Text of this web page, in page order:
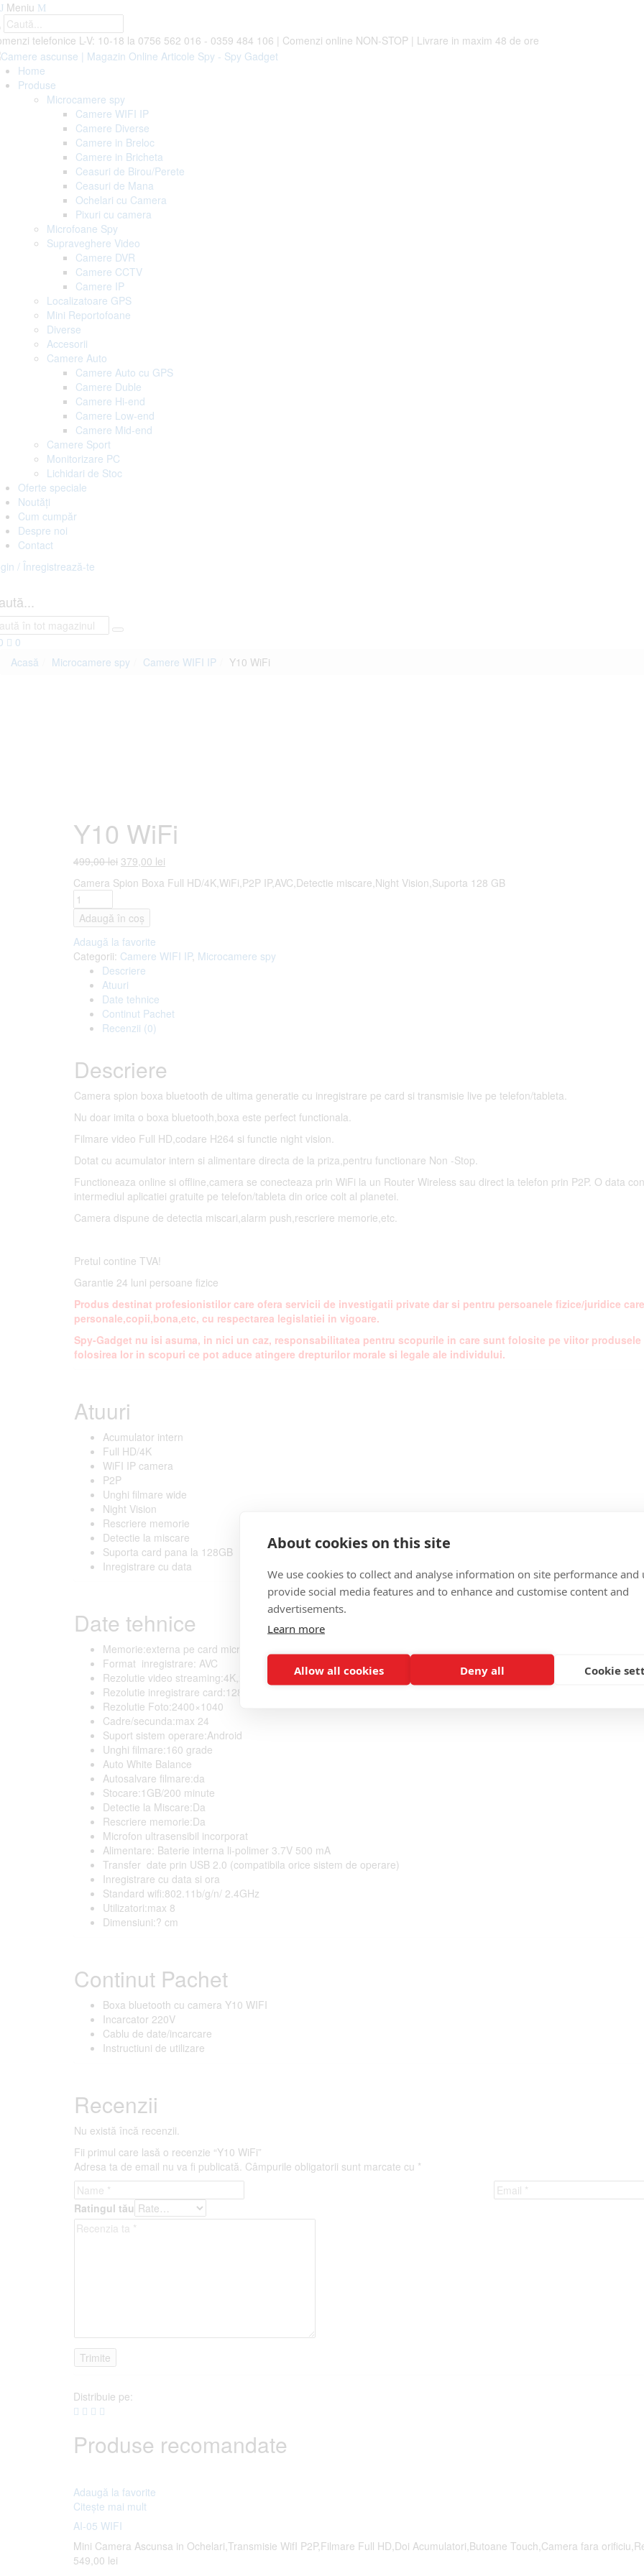
Meniu
telefonice L-V: 10-18 la 0756 562 016 - 0359 484 106 | Comenzi online NON-STOP | Livrare in maxim 48 de ore
Home
Produse
Microcamere spy
Camere WIFI IP
Camere Diverse
Camere in Breloc
Camere in Bricheta
Ceasuri de Birou/Perete
Ceasuri de Mana
Ochelari cu Camera
Pixuri cu camera
Microfoane Spy
Supraveghere Video
Camere DVR
Camere CCTV
Camere IP
Localizatoare GPS
Mini Reportofoane
Diverse
Accesorii
Camere Auto
Camere Auto cu GPS
Camere Duble
Camere Hi-end
Camere Low-end
Camere Mid-end
Camere Sport
Monitorizare PC
Lichidari de Stoc
Oferte speciale
Noutăți
Cum cumpăr
Despre noi
Contact
/ Înregistrează-te
0
Acasă
Microcamere spy Camere WIFI IP Y10 WiFi
Y10 WiFi
499,00lei 379,00 lei
Camera Spion Boxa Full HD/4K,WiFi,P2P IP,AVC,Detectie miscare,Night Vision,Suporta 128 GB
Adaugă în coș
Adaugă la favorite
Categorii: Camere WIFI IP, Microcamere spy
Descriere
Atuuri
Date tehnice
Continut Pachet
Recenzii (0)
Descriere
Camera spion boxa bluetooth de ultima generatie cu inregistrare pe card si transmisie live pe telefon/tableta.
Nu doar imita o boxa bluetooth,boxa este perfect functionala.
Filmare video Full HD,codare H264 si functie night vision.
Dotat cu acumulator intern si alimentare directa de la priza,pentru functionare Non -Stop.
Functioneaza online si offline,camera se conecteaza prin WiFi la un Router Wireless sau direct la telefon prin P2P. O data
intermediul aplicatiei gratuite pe telefon/tableta din orice colt al planetei.
Camera dispune de detectia miscari,alarm push,rescriere memorie,etc.
Pretul contine TVA!
Garantie 24 luni persoane fizice
Produs destinat profesionistilor care ofera servicii de investigatii private dar si pentru persoanele fizice/juridice
personale,copii,bona,etc, cu respectarea legislatiei in vigoare.
Spy-Gadget nu isi asuma, in nici un caz, responsabilitatea pentru scopurile in care sunt folosite pe viitor
folosirea lor in scopuri ce pot aduce atingere drepturilor morale si legale ale individului.
Atuuri
Acumulator intern
Full HD/4K
WiFI IP camera
P2P
Unghi filmare wide
Night Vision
Rescriere memorie
Detectie la miscare
Suporta card pana la 128GB
Inregistrare cu data
Date tehnice
Memorie:externa pe card microSD max 128GB (neinclus)
Format inregistrare: AVC
Rezolutie video streaming:4K,2K,1920x1080p,1280x720p
Rezolutie inregistrare card:1280x720p,640x480p
Rezolutie Foto:2400×1040
Cadre/secunda:max 24
Suport sistem operare:Android
Unghi filmare:160 grade
Auto White Balance
Autosalvare filmare:da
Stocare:1GB/200 minute
Detectie la Miscare:Da
Rescriere memorie:Da
Microfon ultrasensibil incorporat
Alimentare: Baterie interna li-polimer 3.7V 500 mA
Transfer date prin USB 2.0 (compatibila orice sistem de operare)
Inregistrare cu data si ora
Standard wifi:802.11b/g/n/ 2.4GHz
Utilizatori:max 8
Dimensiuni:? cm
Continut Pachet
Boxa bluetooth cu camera Y10 WIFI
Incarcator 220V
Cablu de date/incarcare
Instructiuni de utilizare
Recenzii
Nu există încă recenzii.
Fii primul care lasă o recenzie “Y10 WiFi”
Adresa ta de email nu va fi publicată. Câmpurile obligatorii sunt marcate cu *
Ratingul tău
Distribuie pe:
Produse recomandate
Adaugă la favorite
Citește mai mult
AI-05 WIFI
Mini Camera Ascunsa in Ochelari,Transmisie WifI P2P,Filmare Full HD,Doi Acumulatori,Butoane Touch,Camera fara
549,00 lei
About cookies on this site
We use cookies to collect and analyse information on site performance and
provide social media features and to enhance and customise content and
advertisements.
Learn more
Allow all cookies Deny all Cookie